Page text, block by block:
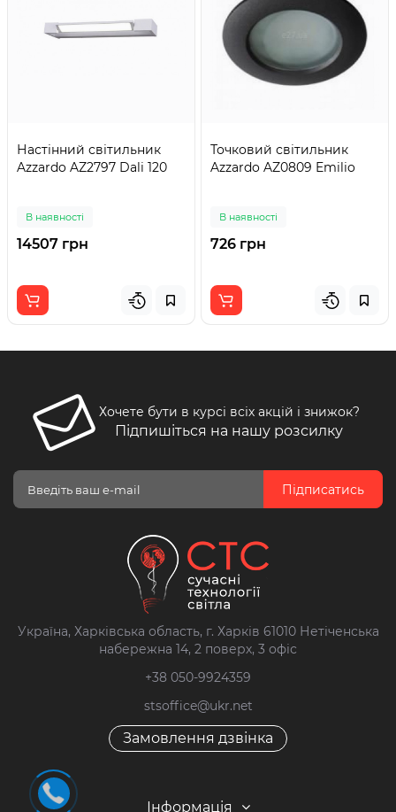
Настінний світильник
Azzardo AZ2797 Dali 120
В наявності
14507 грн
Точковий світильник
Azzardo AZ0809 Emilio
В наявності
726 грн
Хочете бути в курсі всіх акцій і знижок?
Підпишіться на нашу розсилку
Підписатись
Україна, Харківська область, г. Харків 61010 Нетіченська
набережна 14, 2 поверх, 3 офіс
+38 050-9924359
stsoffice@ukr.net
Замовлення дзвінка
Інформація